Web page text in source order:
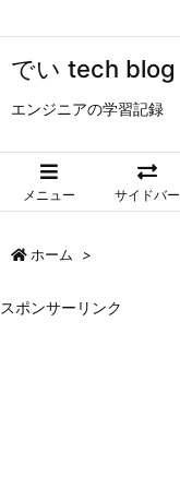
でい tech blog
エンジニアの学習記録
メニュー サイドバー
ホーム >
スポンサーリンク